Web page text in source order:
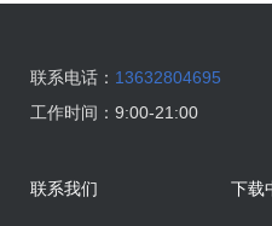
联系电话： 13632804695
工作时间： 9:00-21:00
联系我们 下载